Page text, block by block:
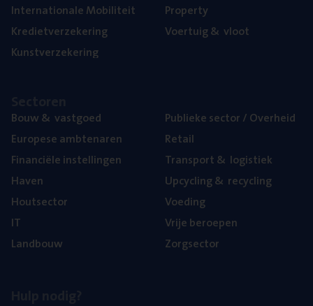
Inter­na­ti­o­na­le Mobiliteit
Kre­diet­ver­ze­ke­ring
Kunst­ver­ze­ke­ring
Pro­per­ty
Voer­tuig& vloot
Bouw& vastgoed
Euro­pe­se ambtenaren
Finan­ci­ë­le instellingen
Haven
Hout­sec­tor
IT
Land­bouw
Publie­ke sec­tor / Overheid
Retail
Trans­port& logistiek
Upcy­cling& recycling
Voe­ding
Vrije beroe­pen
Zorg­sec­tor